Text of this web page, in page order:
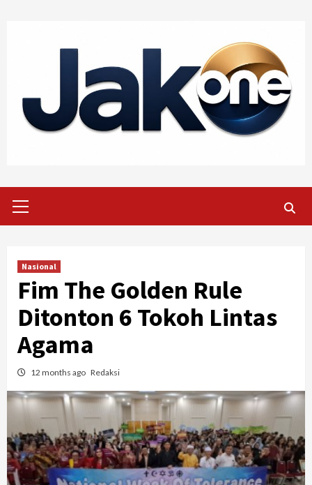
Menu
Nasional
Fim The Golden Rule
Ditonton 6 Tokoh Lintas
Agama
12 months ago Redaksi